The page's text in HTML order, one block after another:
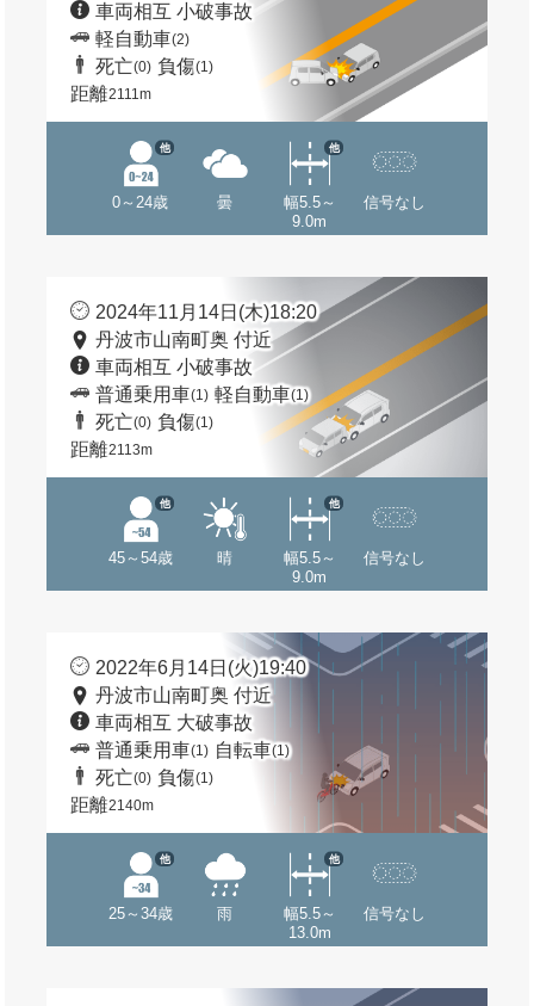
車両相互 小破事故
軽自動車(2)
死亡(0) 負傷(1)
距離2111m
0～24歳
他
曇
幅5.5～
9.0m
他
信号なし
2024年11月14日(木)18:20
丹波市山南町奥 付近
車両相互 小破事故
普通乗用車(1) 軽自動車(1)
死亡(0) 負傷(1)
距離2113m
45～54歳
他
晴
幅5.5～
9.0m
他
信号なし
2022年6月14日(火)19:40
丹波市山南町奥 付近
車両相互 大破事故
普通乗用車(1) 自転車(1)
死亡(0) 負傷(1)
距離2140m
25～34歳
他
雨
幅5.5～
13.0m
他
信号なし